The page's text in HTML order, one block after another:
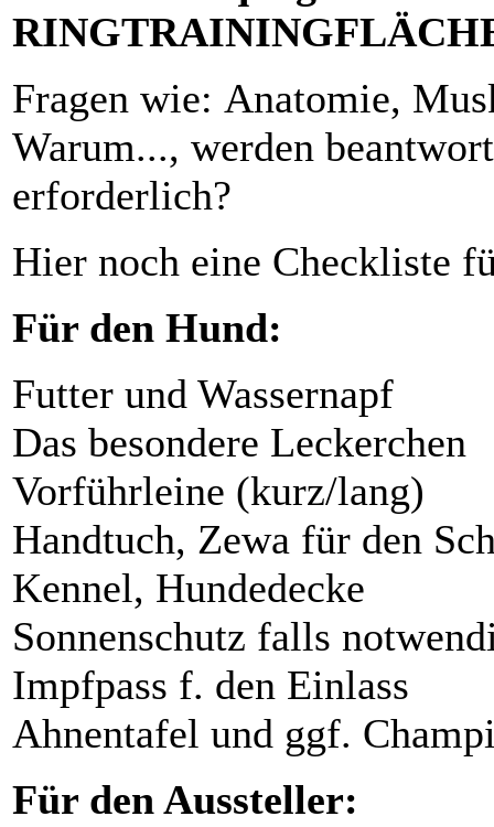
Fragen wie: Anatomie,
Warum..., werden
erforderlich?
Hier noch eine Checkliste
Für den Hund:
Futter und Wassernapf
Das besondere Leckerchen
Vorführleine (kurz/lang)
Handtuch, Zewa für den
Kennel, Hundedecke
Sonnenschutz falls
Impfpass f. den Einlass
Ahnentafel und ggf.
Für den Aussteller: